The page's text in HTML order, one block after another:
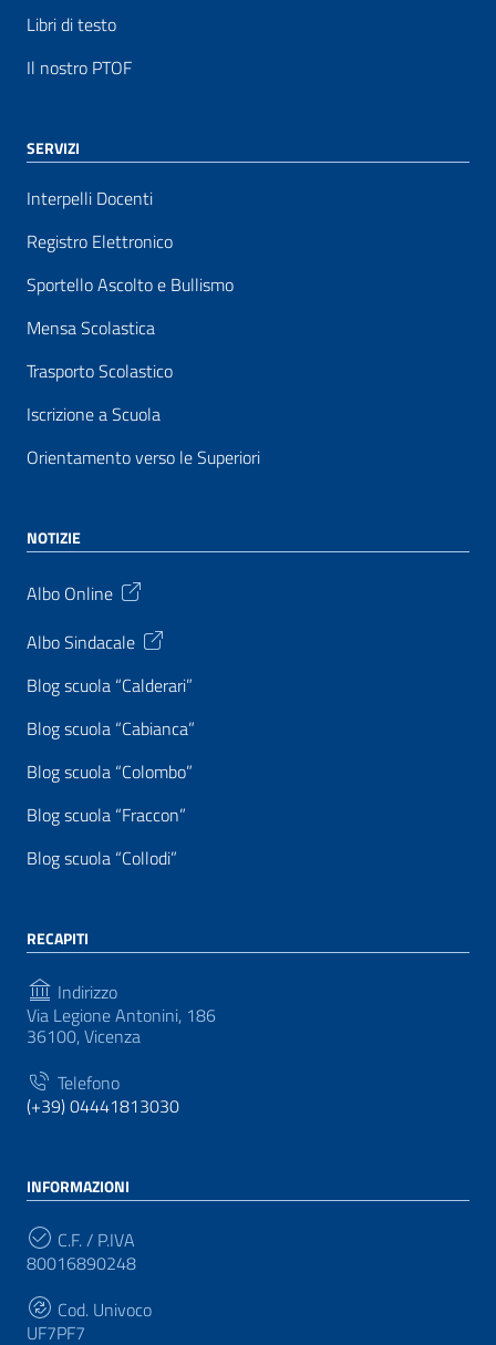
Libri di testo
Il nostro PTOF
SERVIZI
Interpelli Docenti
Registro Elettronico
Sportello Ascolto e Bullismo
Mensa Scolastica
Trasporto Scolastico
Iscrizione a Scuola
Orientamento verso le Superiori
NOTIZIE
Albo Online
Albo Sindacale
Blog scuola “Calderari”
Blog scuola “Cabianca”
Blog scuola “Colombo”
Blog scuola “Fraccon”
Blog scuola “Collodi”
RECAPITI
Indirizzo
Via Legione Antonini, 186
36100, Vicenza
Telefono
(+39) 04441813030
INFORMAZIONI
C.F. / P.IVA
80016890248
Cod. Univoco
UF7PF7